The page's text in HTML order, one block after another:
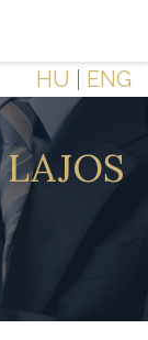
HU ENG
LAJOS